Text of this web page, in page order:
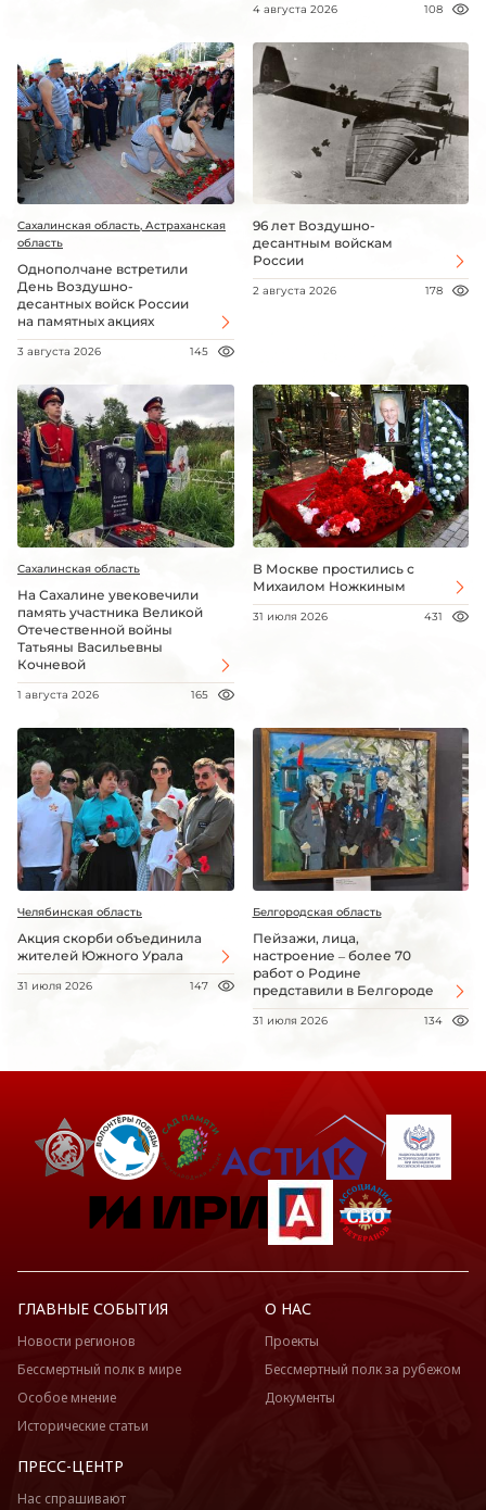
4 августа 2026 108
Сахалинская область, Астраханская
область
Однополчане встретили
День Воздушно-
десантных войск России
на памятных акциях
3 августа 2026 145
96 лет Воздушно-
десантным войскам
России
2 августа 2026 178
Сахалинская область
На Сахалине увековечили
память участника Великой
Отечественной войны
Татьяны Васильевны
Кочневой
1 августа 2026 165
В Москве простились с
Михаилом Ножкиным
31 июля 2026 431
Челябинская область
Акция скорби объединила
жителей Южного Урала
31 июля 2026 147
Белгородская область
Пейзажи, лица,
настроение – более 70
работ о Родине
представили в Белгороде
31 июля 2026 134
ГЛАВНЫЕ СОБЫТИЯ
Новости регионов
Бессмертный полк в мире
Особое мнение
Исторические статьи
О НАС
Проекты
Бессмертный полк за рубежом
Документы
ПРЕСС-ЦЕНТР
Нас спрашивают